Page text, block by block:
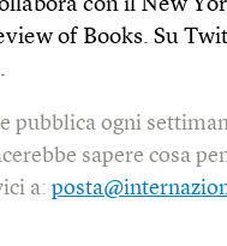
con il New
of Books. Su
.
pubblica ogni
sapere cosa
a: